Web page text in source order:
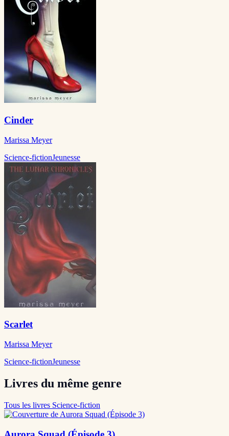
Cinder
Marissa Meyer
Science-fictionJeunesse
Scarlet
Marissa Meyer
Science-fictionJeunesse
Livres du même genre
Tous les livres Science-fiction